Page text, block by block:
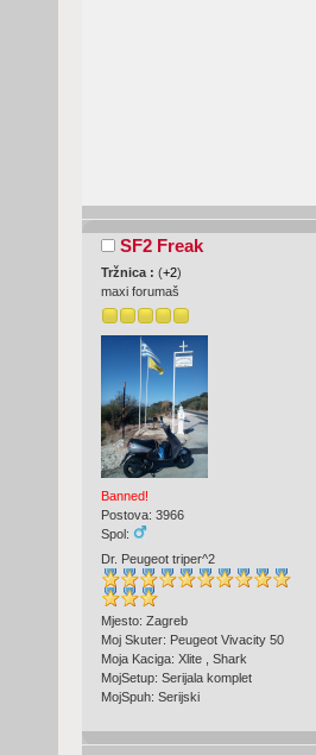
SF2 Freak
Tržnica : (+2)
maxi forumaš
Banned!
Postova: 3966
Spol:
Dr. Peugeot triper^2
Mjesto: Zagreb
Moj Skuter: Peugeot Vivacity 50
Moja Kaciga: Xlite , Shark
MojSetup: Serijala komplet
MojSpuh: Serijski